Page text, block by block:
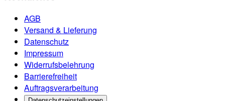
AGB
Versand & Lieferung
Datenschutz
Impressum
Widerrufsbelehrung
Barrierefreiheit
Auftragsverarbeitung